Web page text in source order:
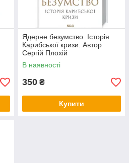
Ядерне безумство. Історія
Карибської кризи. Автор
Сергій Плохій
В наявності
350 ₴
Купити